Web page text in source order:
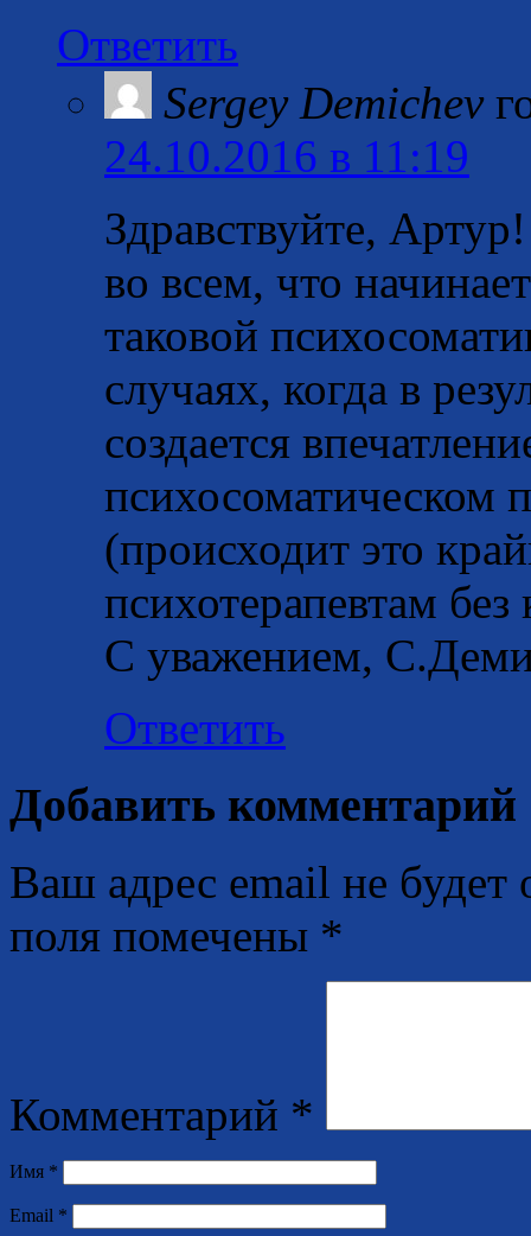
Ответить
Sergey Demichev
24.10.2016 в 11:19
Здравствуйте,
во всем, что
таковой
случаях, когда в
создается
психосоматическом
(происходит это
психотерапевтам
С уважением,
Ответить
Добавить комментарий
Ваш адрес email не будет
поля помечены *
Комментарий *
Имя *
Email *